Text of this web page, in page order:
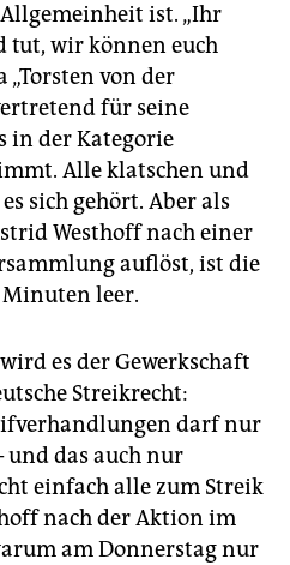
ist. „Ihr
tut, wir können euch
„Torsten von der
für seine
in der Kategorie
Alle klatschen und
sich gehört. Aber als
Westhoff nach einer
auflöst, ist die
leer.
es der Gewerkschaft
Streikrecht:
darf nur
und das auch nur
einfach alle zum Streik
nach der Aktion im
am Donnerstag nur